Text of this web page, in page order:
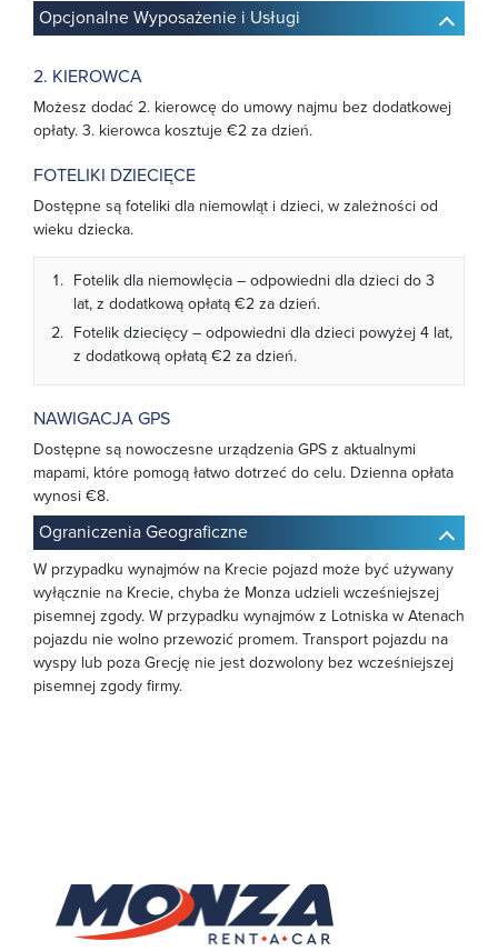
Opcjonalne Wyposażenie i Usługi
2. KIEROWCA
Możesz dodać 2. kierowcę do umowy najmu bez dodatkowej
opłaty. 3. kierowca kosztuje €2 za dzień.
FOTELIKI DZIECIĘCE
Dostępne są foteliki dla niemowląt i dzieci, w zależności od
wieku dziecka.
Fotelik dla niemowlęcia – odpowiedni dla dzieci do 3
lat, z dodatkową opłatą €2 za dzień.
Fotelik dziecięcy – odpowiedni dla dzieci powyżej 4 lat,
z dodatkową opłatą €2 za dzień.
NAWIGACJA GPS
Dostępne są nowoczesne urządzenia GPS z aktualnymi
mapami, które pomogą łatwo dotrzeć do celu. Dzienna opłata
wynosi €8.
Ograniczenia Geograficzne
W przypadku wynajmów na Krecie pojazd może być używany
wyłącznie na Krecie, chyba że Monza udzieli wcześniejszej
pisemnej zgody. W przypadku wynajmów z Lotniska w Atenach
pojazdu nie wolno przewozić promem. Transport pojazdu na
wyspy lub poza Grecję nie jest dozwolony bez wcześniejszej
pisemnej zgody firmy.